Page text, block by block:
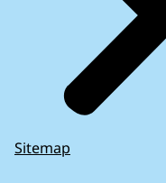
Sitemap